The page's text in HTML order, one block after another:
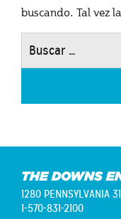
buscando. Tal vez
Buscar:
THE DOWNS
1280 PENNSYLVANIA
1-570-831-2100